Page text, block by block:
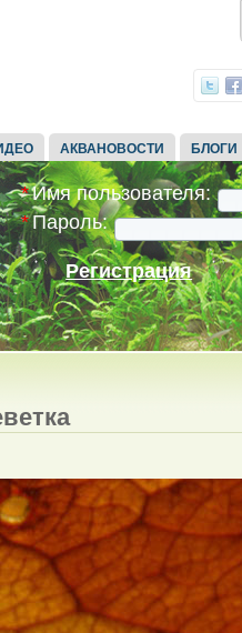
АКВАНОВОСТИ БЛОГИ
Имя пользователя:
*
Пароль:
*
Регистрация